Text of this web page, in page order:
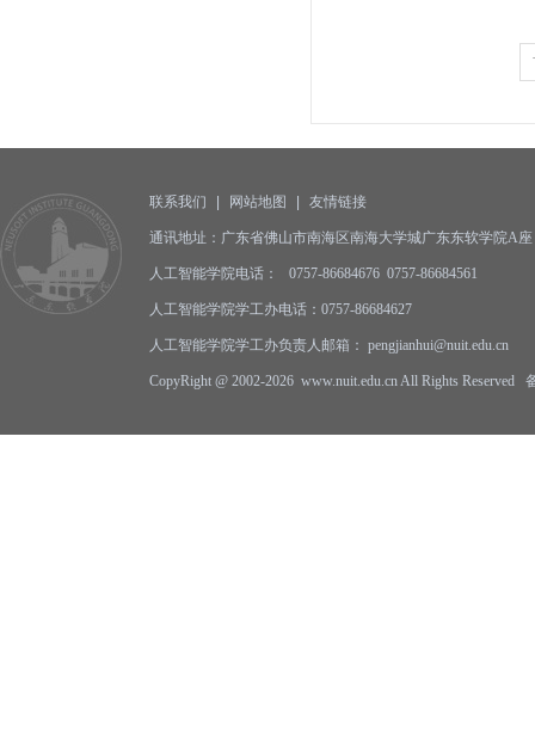
联系我们 网站地图 友情链接
通讯地址：广东省佛山市南海区南海大学城广东东软学院A
人工智能学院电话： 0757-86684676 0757-86684561
人工智能学院学工办电话：0757-86684627
人工智能学院学工办负责人邮箱： pengjianhui@nuit.edu.cn
CopyRight @ 2002-2026 www.nuit.edu.cn All Rights Reserved